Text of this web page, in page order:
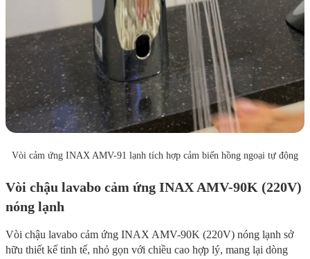
Vòi cảm ứng INAX AMV-91 lạnh tích hợp cảm biến hồng ngoại tự động
Vòi chậu lavabo cảm ứng INAX AMV-90K (220V)
nóng lạnh
Vòi chậu lavabo cảm ứng INAX AMV-90K (220V) nóng lạnh sở
hữu thiết kế tinh tế, nhỏ gọn với chiều cao hợp lý, mang lại dòng